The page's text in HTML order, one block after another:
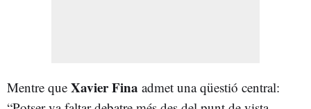
Mentre que Xavier Fina admet una qüestió central: